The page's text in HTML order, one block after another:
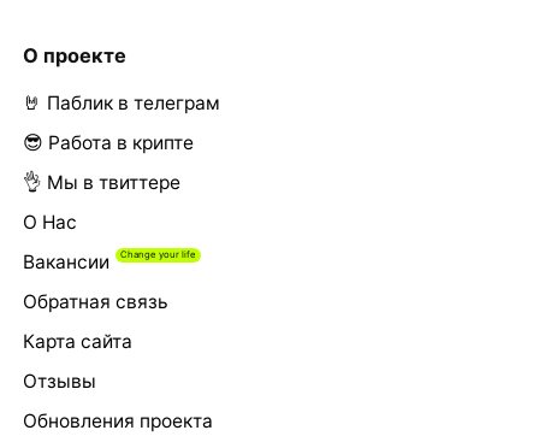
О проекте
🤘 Паблик в телеграм
😎 Работа в крипте
👌 Мы в твиттере
О Нас
Вакансии
Обратная связь
Карта сайта
Отзывы
Обновления проекта